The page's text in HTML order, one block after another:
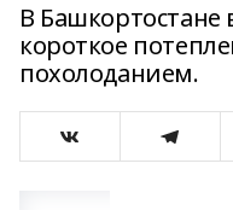
В
короткое
похолоданием.